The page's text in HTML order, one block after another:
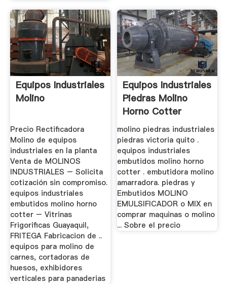
Equipos Industriales
Molino
Precio Rectificadora
Molino de equipos
industriales en la planta
Venta de MOLINOS
INDUSTRIALES – Solicita
cotización sin compromiso.
equipos industriales
embutidos molino horno
cotter – Vitrinas
Frigorificas Guayaquil,
FRITEGA Fabricacion de ..
equipos para molino de
carnes, cortadoras de
huesos, exhibidores
verticales para panaderias
Equipos Industriales
Piedras Molino
Horno Cotter
molino piedras industriales
piedras victoria quito .
equipos industriales
embutidos molino horno
cotter . embutidora molino
amarradora. piedras y
Embutidos MOLINO
EMULSIFICADOR o MIX en
comprar maquinas o molino
... Sobre el precio